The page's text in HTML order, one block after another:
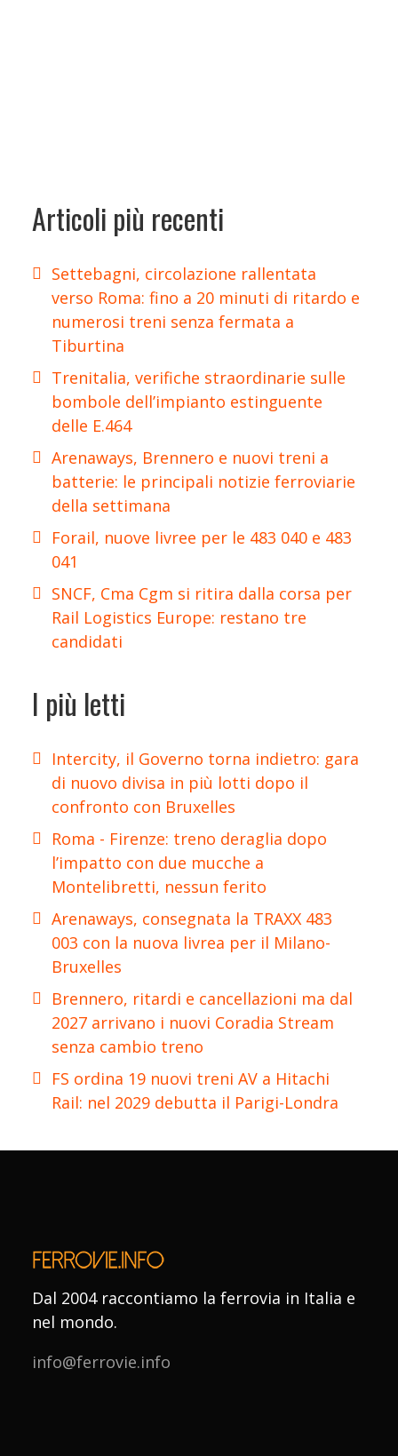
Articoli più recenti
Settebagni, circolazione rallentata
verso Roma: fino a 20 minuti di ritardo e
numerosi treni senza fermata a
Tiburtina
Trenitalia, verifiche straordinarie sulle
bombole dell’impianto estinguente
delle E.464
Arenaways, Brennero e nuovi treni a
batterie: le principali notizie ferroviarie
della settimana
Forail, nuove livree per le 483 040 e 483
041
SNCF, Cma Cgm si ritira dalla corsa per
Rail Logistics Europe: restano tre
candidati
I più letti
Intercity, il Governo torna indietro: gara
di nuovo divisa in più lotti dopo il
confronto con Bruxelles
Roma - Firenze: treno deraglia dopo
l’impatto con due mucche a
Montelibretti, nessun ferito
Arenaways, consegnata la TRAXX 483
003 con la nuova livrea per il Milano-
Bruxelles
Brennero, ritardi e cancellazioni ma dal
2027 arrivano i nuovi Coradia Stream
senza cambio treno
FS ordina 19 nuovi treni AV a Hitachi
Rail: nel 2029 debutta il Parigi-Londra
Dal 2004 raccontiamo la ferrovia in Italia e
nel mondo.
info@ferrovie.info